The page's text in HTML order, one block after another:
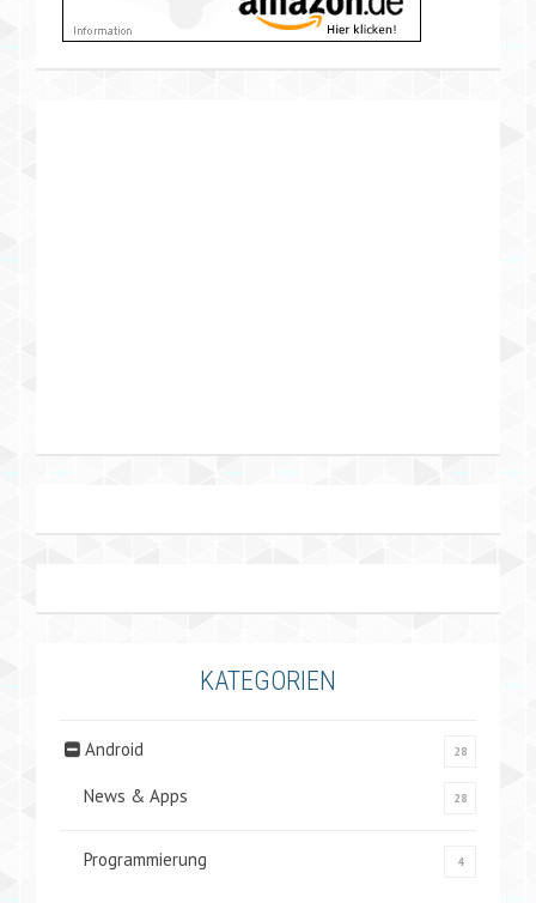
KATEGORIEN
Android 28
News & Apps 28
Programmierung 4